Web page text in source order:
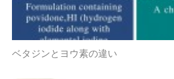
ベタジンとヨウ素の違い